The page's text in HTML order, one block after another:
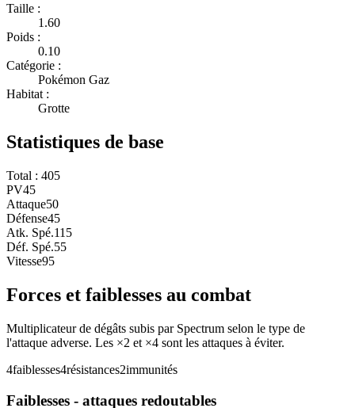
Taille :
1.60
Poids :
0.10
Catégorie :
Pokémon Gaz
Habitat :
Grotte
Statistiques de base
Total : 405
PV45
Attaque50
Défense45
Atk. Spé.115
Déf. Spé.55
Vitesse95
Forces et faiblesses au combat
Multiplicateur de dégâts subis par Spectrum selon le type de
l'attaque adverse. Les ×2 et ×4 sont les attaques à éviter.
4faiblesses4résistances2immunités
Faiblesses - attaques redoutables